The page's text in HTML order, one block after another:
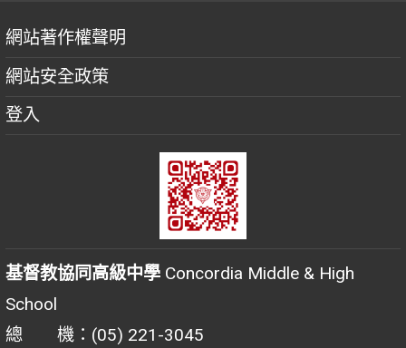
網站著作權聲明
網站安全政策
登入
基督教協同高級中學 Concordia Middle & High
School
總 機：(05) 221-3045